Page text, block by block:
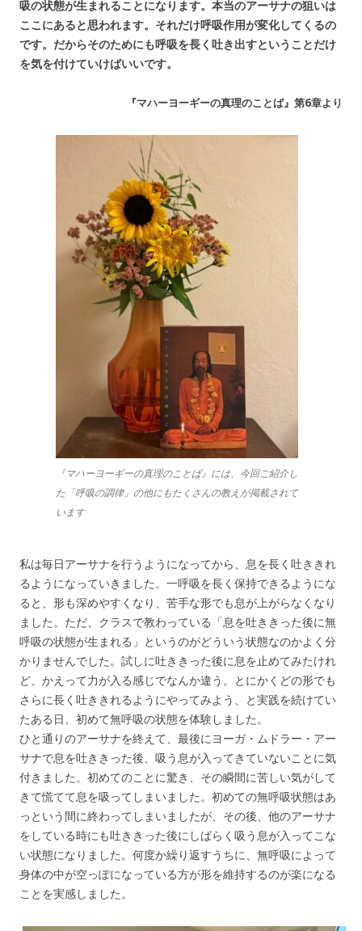
吸の状態が生まれることになります。本当のアーサナの狙いは
ここにあると思われます。それだけ呼吸作用が変化してくるの
です。だからそのためにも呼吸を長く吐き出すということだけ
を気を付けていけばいいです。
『マハーヨーギーの真理のことば』第6章より
『マハーヨーギーの真理のことば』には、今回ご紹介し
た「呼吸の調律」の他にもたくさんの教えが掲載されて
います
私は毎日アーサナを行うようになってから、息を長く吐ききれ
るようになっていきました。一呼吸を長く保持できるようにな
ると、形も深めやすくなり、苦手な形でも息が上がらなくなり
ました。ただ、クラスで教わっている「息を吐ききった後に無
呼吸の状態が生まれる」というのがどういう状態なのかよく分
かりませんでした。試しに吐ききった後に息を止めてみたけれ
ど、かえって力が入る感じでなんか違う。とにかくどの形でも
さらに長く吐ききれるようにやってみよう、と実践を続けてい
たある日、初めて無呼吸の状態を体験しました。
ひと通りのアーサナを終えて、最後にヨーガ・ムドラー・アー
サナで息を吐ききった後、吸う息が入ってきていないことに気
付きました。初めてのことに驚き、その瞬間に苦しい気がして
きて慌てて息を吸ってしまいました。初めての無呼吸状態はあ
っという間に終わってしまいましたが、その後、他のアーサナ
をしている時にも吐ききった後にしばらく吸う息が入ってこな
い状態になりました。何度か繰り返すうちに、無呼吸によって
身体の中が空っぽになっている方が形を維持するのが楽になる
ことを実感しました。